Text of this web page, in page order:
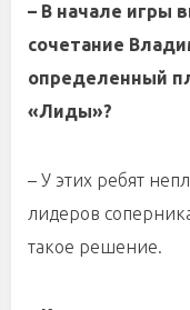
– В начале игры
сочетание
определенный
«Лиды»?
– У этих ребят
лидеров
такое решение.